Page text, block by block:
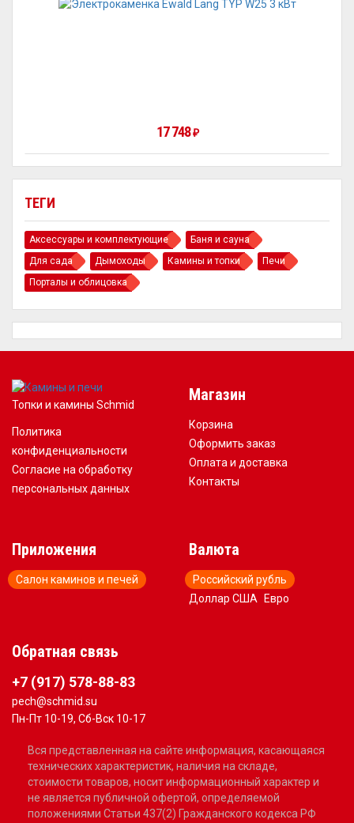
ТЕГИ
Аксессуары и комплектующие
Баня и сауна
Для сада
Дымоходы Камины и топки
Печи
Порталы и облицовка
17 748₽
Топки и камины Schmid
Политика
конфиденциальности
Согласие на обработку
персональных данных
Магазин
Корзина
Оформить заказ
Оплата и доставка
Контакты
Приложения
Салон каминов и печей
Валюта
Российский рубль
Доллар США
Евро
Обратная связь
+7 (917) 578-88-83
pech@schmid.su
Пн-Пт 10-19, Сб-Вск 10-17
Вся представленная на сайте информация, касающаяся
технических характеристик, наличия на складе,
стоимости товаров, носит информационный характер и
не является публичной офертой, определяемой
положениями Статьи 437(2) Гражданского кодекса РФ